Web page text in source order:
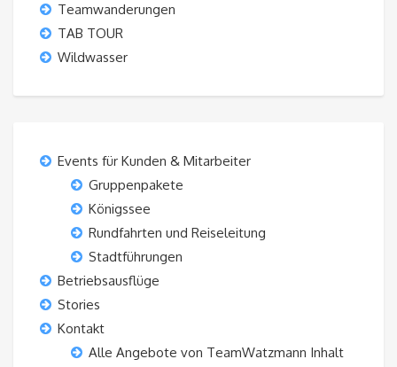
Teamwanderungen
TAB TOUR
Wildwasser
Events für Kunden & Mitarbeiter
Gruppenpakete
Königssee
Rundfahrten und Reiseleitung
Stadtführungen
Betriebsausflüge
Stories
Kontakt
Alle Angebote von TeamWatzmann Inhalt